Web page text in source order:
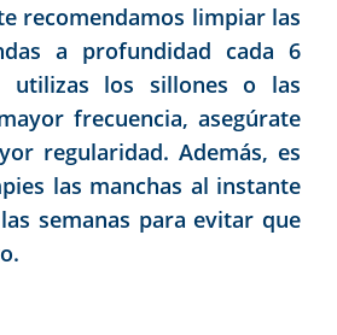
recomendamos limpiar las
a profundidad cada 6
utilizas los sillones o las
frecuencia, asegúrate
regularidad. Además, es
las manchas al instante
semanas para evitar que